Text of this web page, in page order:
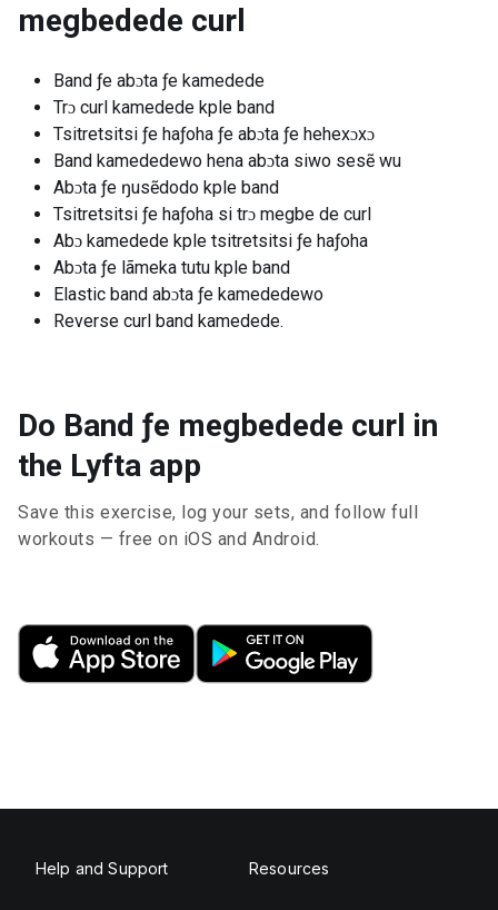
megbedede curl
Band ƒe abɔta ƒe kamedede
Trɔ curl kamedede kple band
Tsitretsitsi ƒe haƒoha ƒe abɔta ƒe hehexɔxɔ
Band kamededewo hena abɔta siwo sesẽ wu
Abɔta ƒe ŋusẽdodo kple band
Tsitretsitsi ƒe haƒoha si trɔ megbe de curl
Abɔ kamedede kple tsitretsitsi ƒe haƒoha
Abɔta ƒe lãmeka tutu kple band
Elastic band abɔta ƒe kamededewo
Reverse curl band kamedede.
Do Band ƒe megbedede curl in
the Lyfta app
Save this exercise, log your sets, and follow full
workouts — free on iOS and Android.
Help and Support Resources